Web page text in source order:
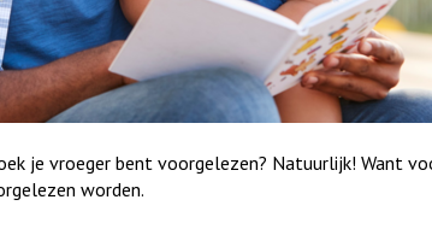
je vroeger bent voorgelezen? Natuurlijk! Want
worden.